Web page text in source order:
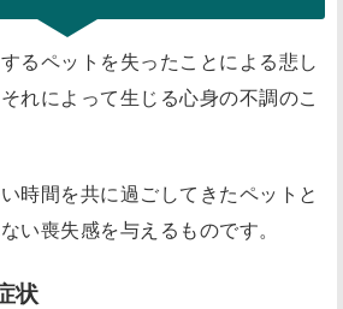
るペットを失ったことによる悲し
れによって生じる心身の不調のこ
時間を共に過ごしてきたペットと
い喪失感を与えるものです。
状